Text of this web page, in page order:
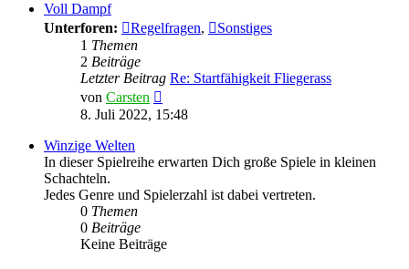
Voll Dampf
Unterforen:
Regelfragen,
Sonstiges
1 Themen
2 Beiträge
Letzter Beitrag Re: Startfähigkeit Fliegerass
von Carsten
Beitrag
8. Juli 2022, 15:48
Winzige Welten
In dieser Spielreihe erwarten Dich große Spiele in kleinen
Schachteln.
Jedes Genre und Spielerzahl ist dabei vertreten.
0 Themen
0 Beiträge
Keine Beiträge